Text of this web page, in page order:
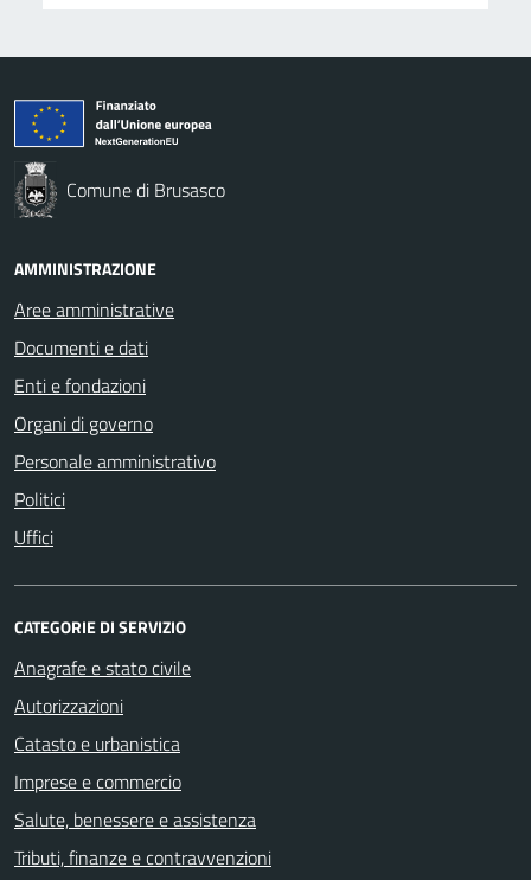
Comune di Brusasco
AMMINISTRAZIONE
Aree amministrative
Documenti e dati
Enti e fondazioni
Organi di governo
Personale amministrativo
Politici
Uffici
CATEGORIE DI SERVIZIO
Anagrafe e stato civile
Autorizzazioni
Catasto e urbanistica
Imprese e commercio
Salute, benessere e assistenza
Tributi, finanze e contravvenzioni